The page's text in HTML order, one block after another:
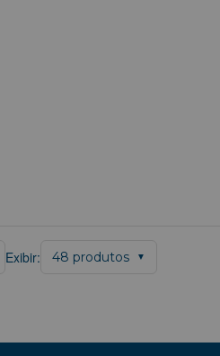
Exibir: 48 produtos ▼